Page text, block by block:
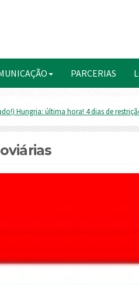
PARCERIAS
Hungria: última hora! 4 dias de